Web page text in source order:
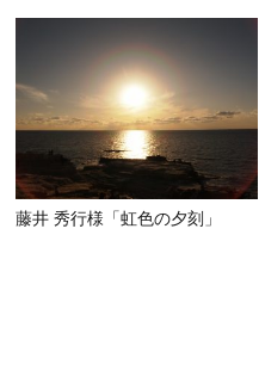
藤井 秀行様「虹色の夕刻」